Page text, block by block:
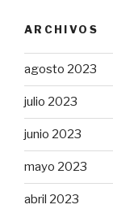
ARCHIVOS
agosto 2023
julio 2023
junio 2023
mayo 2023
abril 2023